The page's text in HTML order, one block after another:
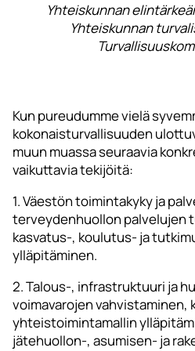
Yhteiskunnan
Yhteiskunnan
Kun pureudumme vielä
kokonaisturvallisuuden
muun muassa seuraavia
vaikuttavia tekijöitä:
1. Väestön toimintakyky ja
terveydenhuollon palvelujen
kasvatus-, koulutus- ja
ylläpitäminen.
2. Talous-, infrastruktuuri ja
voimavarojen vahvistaminen,
yhteistoimintamallin
jätehuollon-, asumisen- ja